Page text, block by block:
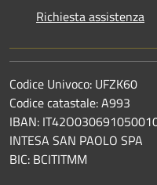
Richiesta assistenza
Codice Univoco: UFZK60
Codice catastale: A993
IBAN:
INTESA SAN PAOLO SPA
BIC: BCITITMM